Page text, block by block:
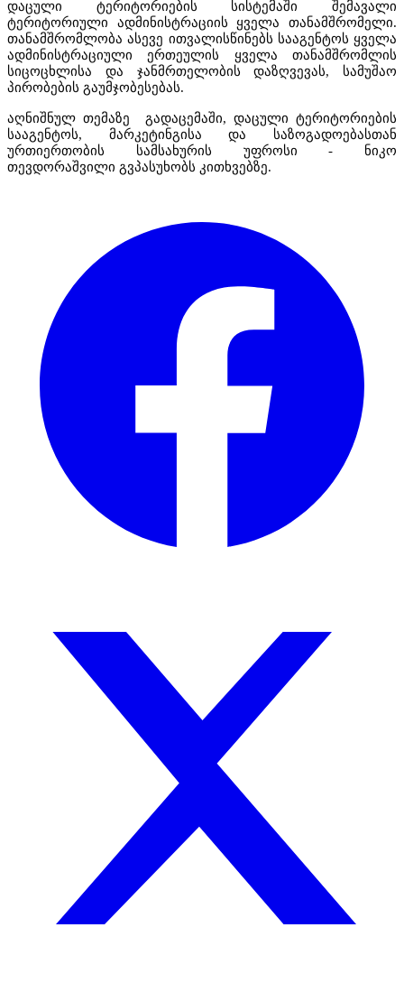
დაცული
ტერიტორიების სისტემაში
შემავალი
ტერიტორიული
ადმინისტრაციის ყველა თანამშრომელი.
თანამშრომლობა ასევე ითვალისწინებს სააგენტოს ყველა
ადმინისტრაციული
ერთეულის ყველა
თანამშრომლის
სიცოცხლისა
და ჯანმრთელობის დაზღვევას, სამუშაო
პირობების გაუმჯობესებას.
აღნიშნულ თემაზე გადაცემაში, დაცული ტერიტორიების
სააგენტოს, მარკეტინგისა და საზოგადოებასთან
ურთიერთობის სამსახურის უფროსი - ნიკო
თევდორაშვილი გვპასუხობს კითხვებზე.